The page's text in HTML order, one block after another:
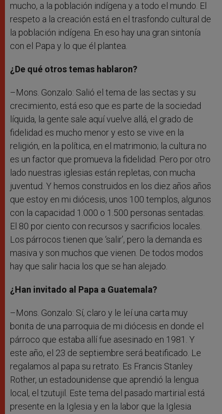
mucho, a la población indígena y a todo el mundo. El
respeto a la creación está en el trasfondo cultural de
la población indígena. En eso hay una gran sintonía
con el Papa y lo que él plantea.
¿De qué otros temas hablaron?
–Mons. Gonzalo: Salió el tema de las sectas y su
crecimiento, está eso que es parte de la sociedad
líquida, la gente sale aquí vuelve allá, el grado de
fidelidad es mucho menor y esto se vive en la
religión, en la política, en el matrimonio; la cultura no
es un factor que promueva la fidelidad. Pero por otro
lado nuestras iglesias están repletas, con mucha
juventud. Y hemos construidos en los diez años años
que estoy en mi diócesis, unos 100 templos, algunos
con la capacidad 1.000 o 1.500 personas sentadas.
El 80 por ciento con recursos y sacrificios locales.
Los párrocos tienen que ‘salir’, pero la demanda es
masiva y son muchos que vienen. De todos modos
hay que salir hacia los que se han alejado.
¿Han invitado al Papa a Guatemala?
–Mons. Gonzalo: Sí, claro y le leí una carta muy
bonita de una parroquia de mi diócesis en donde el
párroco que estaba allí fue asesinado en 1981. Y
este año, el 23 de septiembre será beatificado. Le
regalamos al papa su retrato. Es Francis Stanley
Rother, un estadounidense que aprendió la lengua
local, el tzutujil. Este tema del pasado martirial está
presente en la Iglesia y en la labor que la Iglesia